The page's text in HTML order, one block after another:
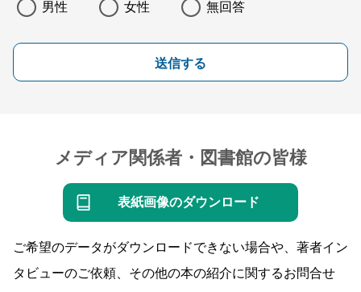
男性 女性 無回答
送信する
メディア関係者・図書館の皆様
表紙画像のダウンロード
ご希望のデータがダウンロードできない場合や、著者イン
タビューのご依頼、その他の本の紹介に関するお問合せ